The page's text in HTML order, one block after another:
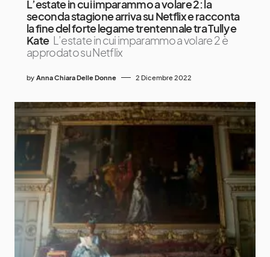
L’estate in cui imparammo a volare 2: la
seconda stagione arriva su Netflix e racconta
la fine del forte legame trentennale tra Tully e
Kate L’estate in cui imparammo a volare 2 è
approdato su Netflix
by Anna Chiara Delle Donne 2 Dicembre 2022